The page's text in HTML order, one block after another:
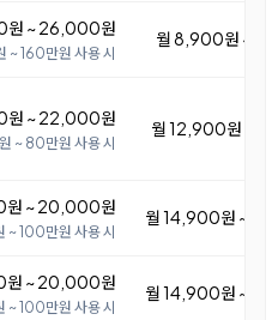
~ 26,000원
~ 160만원 사용 시
월 8,900원 ~
원 ~ 22,000원
~ 80만원 사용 시
월 12,900원 ~
~ 20,000원
~ 100만원 사용 시
월 14,900원 ~
~ 20,000원
~ 100만원 사용 시
월 14,900원 ~